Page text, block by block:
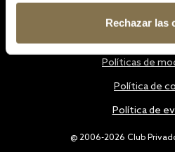
Rechazar las
@ 2006-2026 Club
Políticas de
Política de
Política de